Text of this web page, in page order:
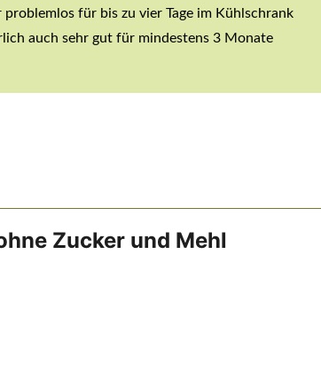
für bis zu vier Tage im Kühlschrank
auch sehr gut für mindestens 3 Monate
Zucker und Mehl